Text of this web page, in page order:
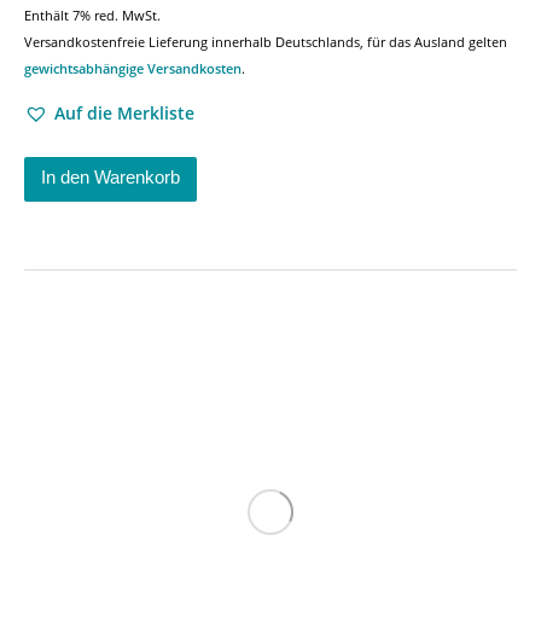
Enthält 7% red. MwSt.
Versandkostenfreie Lieferung innerhalb Deutschlands, für das Ausland gelten
gewichtsabhängige Versandkosten.
Auf die Merkliste
In den Warenkorb